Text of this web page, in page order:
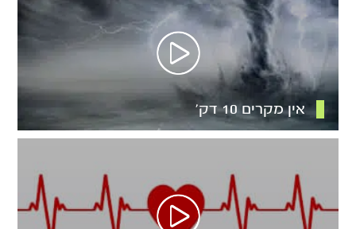
אין מקרים 10 דק’